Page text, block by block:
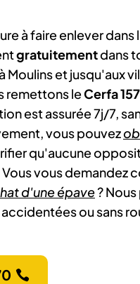
à faire enlever
gratuitementdans
Moulins et jusqu'aux
remettons leCerfa
est assurée 7j/7,
vous pouvez
qu'aucune
vous demandez
d'une épave?
ou sans